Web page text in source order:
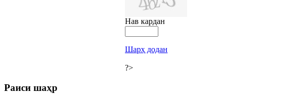
Нав кардан
Шарҳ додан
?>
Раиси шаҳр